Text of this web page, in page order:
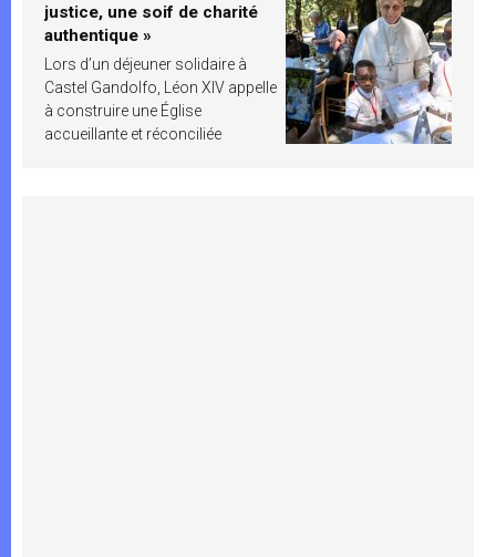
justice, une soif de charité
authentique »
Lors d’un déjeuner solidaire à
Castel Gandolfo, Léon XIV appelle
à construire une Église
accueillante et réconciliée